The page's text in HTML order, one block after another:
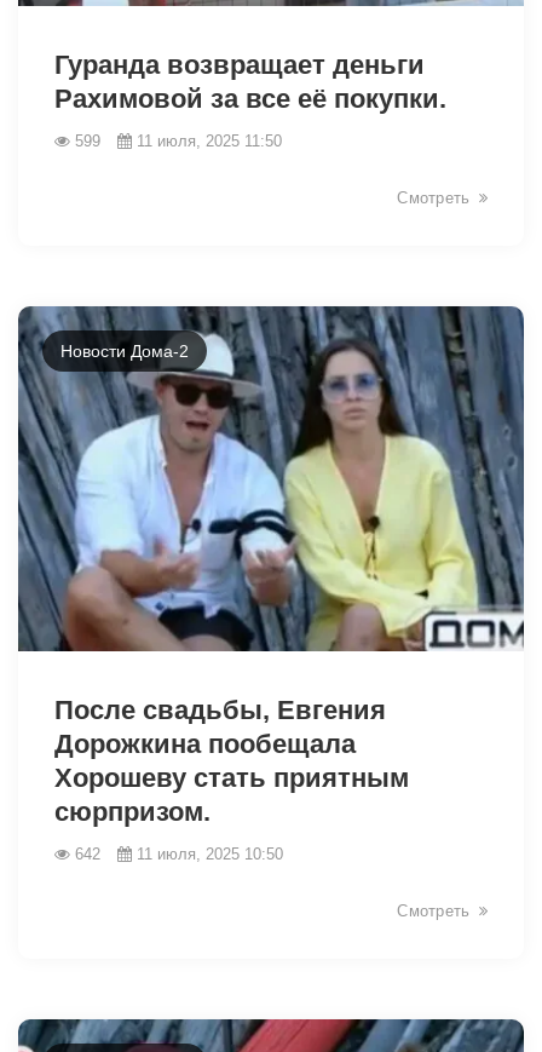
Гуранда возвращает деньги
Рахимовой за все её покупки.
599 11 июля, 2025 11:50
Смотреть
Новости Дома-2
После свадьбы, Евгения
Дорожкина пообещала
Хорошеву стать приятным
сюрпризом.
642 11 июля, 2025 10:50
Смотреть